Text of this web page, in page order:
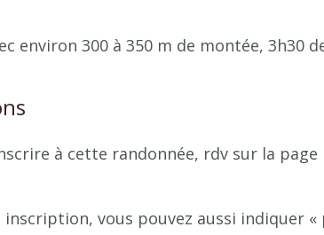
environ 300 à 350 m de montée, 3h30
à cette randonnée, rdv sur la page
vous pouvez aussi indiquer «